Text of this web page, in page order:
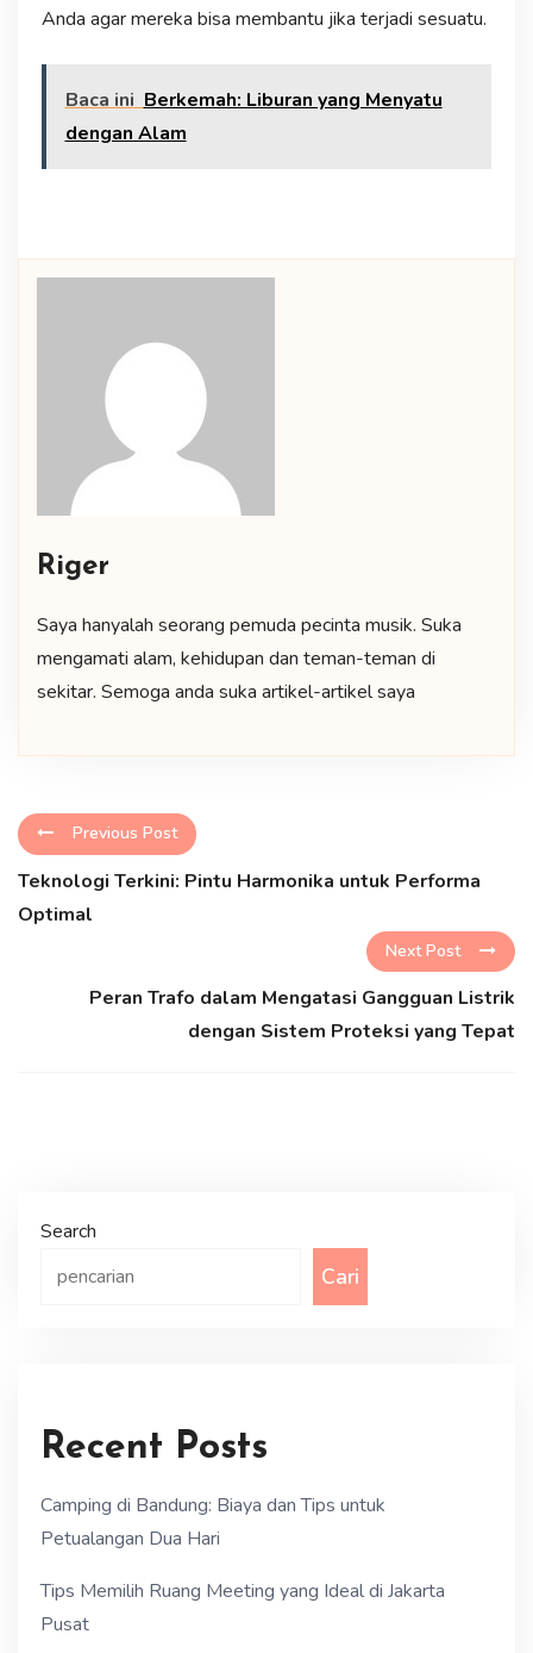
Anda agar mereka bisa membantu jika terjadi sesuatu.
Baca ini Berkemah: Liburan yang Menyatu
dengan Alam
Riger
Saya hanyalah seorang pemuda pecinta musik. Suka
mengamati alam, kehidupan dan teman-teman di
sekitar. Semoga anda suka artikel-artikel saya
Previous Post
Teknologi Terkini: Pintu Harmonika untuk Performa
Optimal
Next Post
Peran Trafo dalam Mengatasi Gangguan Listrik
dengan Sistem Proteksi yang Tepat
Search
Cari
Recent Posts
Camping di Bandung: Biaya dan Tips untuk
Petualangan Dua Hari
Tips Memilih Ruang Meeting yang Ideal di Jakarta
Pusat